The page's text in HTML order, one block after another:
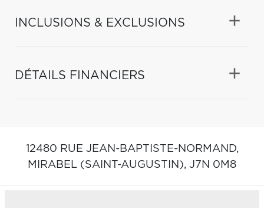
INCLUSIONS & EXCLUSIONS
DÉTAILS FINANCIERS
12480 RUE JEAN-BAPTISTE-NORMAND,
MIRABEL (SAINT-AUGUSTIN), J7N 0M8